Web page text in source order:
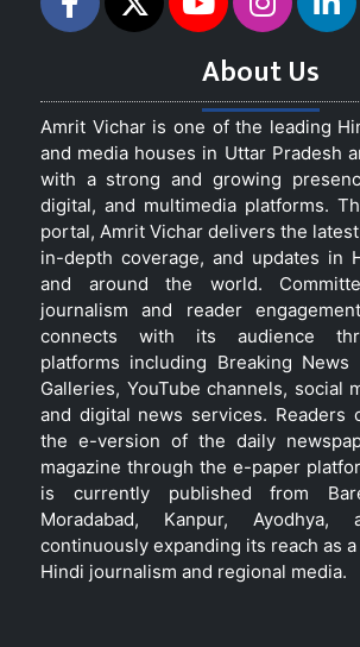
About Us
Amrit Vichar is one of the leading
and media houses in Uttar Pradesh
with a strong and growing
digital, and multimedia platforms.
portal, Amrit Vichar delivers the
in-depth coverage, and updates in
and around the world.
journalism and reader
connects with its audience
platforms including Breaking News
Galleries, YouTube channels, social
and digital news services. Readers
the e-version of the daily
magazine through the e-paper
is currently published from
Moradabad, Kanpur, Ayodhya,
continuously expanding its reach as
Hindi journalism and regional media.